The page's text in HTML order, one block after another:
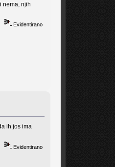
nema, njih
Evidentirano
ih jos ima
Evidentirano